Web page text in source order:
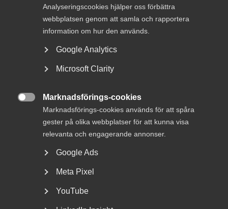
Analyseringscookies hjälper oss förbättra
webbplatsen genom att samla och rapportera
information om hur den används.
Google Analytics
Microsoft Clarity
Marknadsförings-cookies
Marknadsförings-cookies används för att spåra
gester på olika webbplatser för att kunna visa
relevanta och engagerande annonser.
Google Ads
Meta Pixel
YouTube
arbetsliv
Jobb & karriär
Om Almega
Rådgivning, hjälp och
Rådgivning och hjälp